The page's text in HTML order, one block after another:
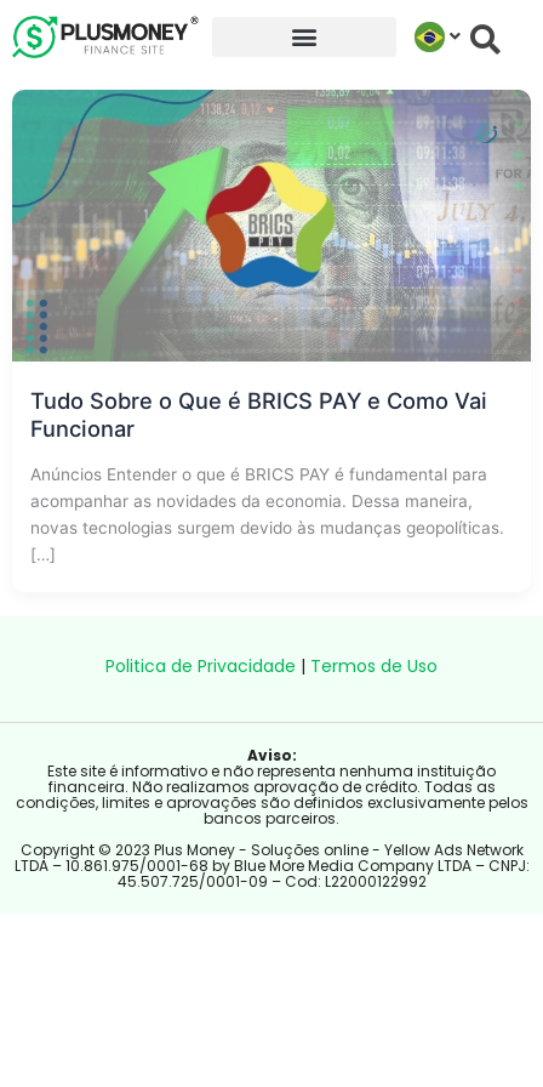
para
conteúdo
Tudo Sobre o Que é BRICS PAY e Como Vai
Funcionar
Anúncios Entender o que é BRICS PAY é fundamental para
acompanhar as novidades da economia. Dessa maneira,
novas tecnologias surgem devido às mudanças geopolíticas.
[…]
Politica de Privacidade | Termos de Uso
Aviso:
Este site é informativo e não representa nenhuma instituição
financeira. Não realizamos aprovação de crédito. Todas as
condições, limites e aprovações são definidos exclusivamente pelos
bancos parceiros.
Copyright © 2023 Plus Money - Soluções online - Yellow Ads Network
LTDA – 10.861.975/0001-68 by Blue More Media Company LTDA – CNPJ:
45.507.725/0001-09 – Cod: L22000122992